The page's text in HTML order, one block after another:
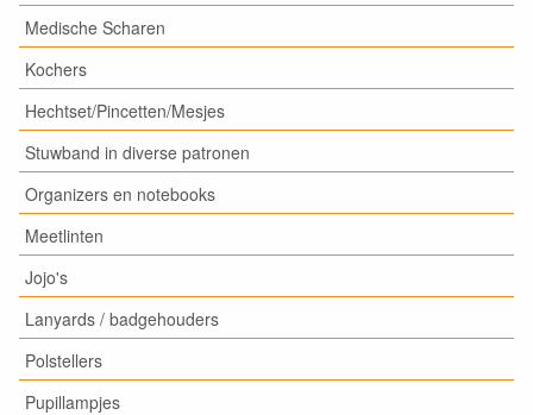
Medische Scharen
Kochers
Hechtset/Pincetten/Mesjes
Stuwband in diverse patronen
Organizers en notebooks
Meetlinten
Jojo's
Lanyards / badgehouders
Polstellers
Pupillampjes